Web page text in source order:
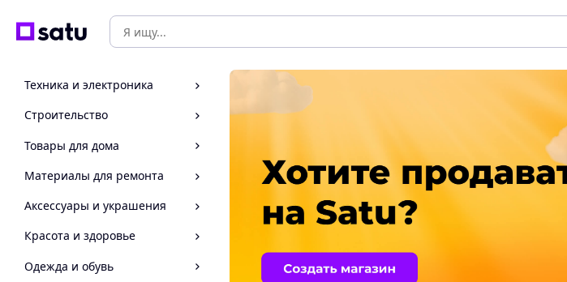
Техника и электроника
Строительство
Товары для дома
Материалы для ремонта
Аксессуары и украшения
Красота и здоровье
Одежда и обувь